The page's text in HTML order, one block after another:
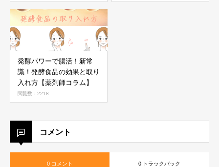
発酵パワーで腸活！新常
識！発酵食品の効果と取り
入れ方【薬剤師コラム】
閲覧数：2218
コメント
0 コメント 0 トラックバック